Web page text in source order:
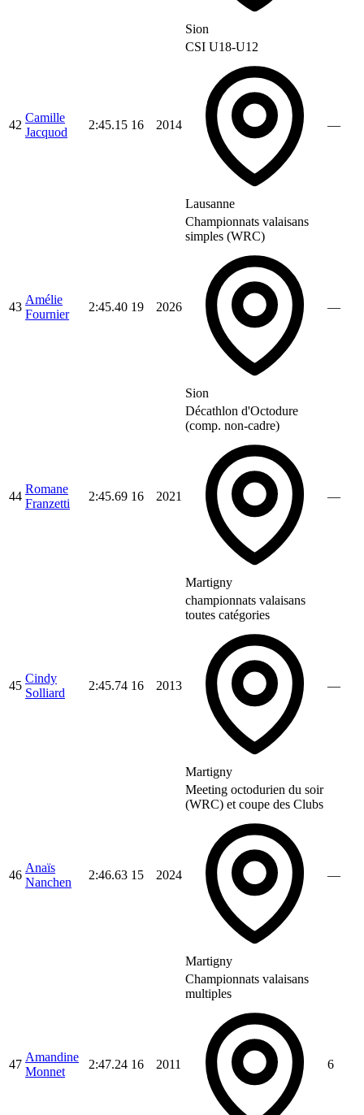
Sion
42
Camille
Jacquod
2:45.15 16 2014
CSI U18-U12
Lausanne
—
43
Amélie
Fournier
2:45.40 19 2026
Championnats valaisans
simples (WRC)
Sion
—
44
Romane
Franzetti
2:45.69 16 2021
Décathlon d'Octodure
(comp. non-cadre)
Martigny
—
45
Cindy
Solliard
2:45.74 16 2013
championnats valaisans
toutes catégories
Martigny
—
46
Anaïs
Nanchen
2:46.63 15 2024
Meeting octodurien du soir
(WRC) et coupe des Clubs
Martigny
—
47
Amandine
Monnet
2:47.24 16 2011
Championnats valaisans
multiples
6